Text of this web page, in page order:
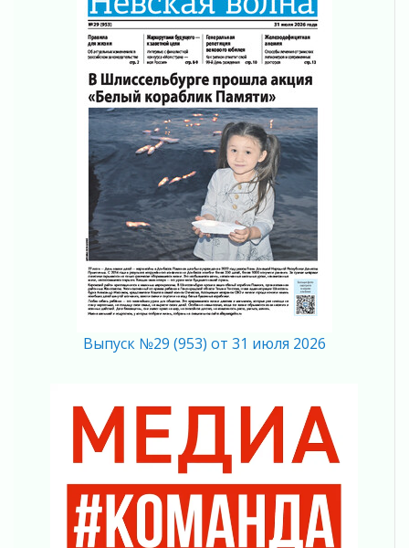
действовать при укусе клеща
02 августа 2026
В Ивангороде назвали новых почетных
граждан Ленинградской области
02 августа 2026
Готовность №1
02 августа 2026
Километровые столбы «Дороги жизни»
отправили на реставрацию
02 августа 2026
Ленобласть внедрила передовую подготовку
операторов БПЛА
02 августа 2026
В Ивангороде появилась «Избушка-
воробушка»
02 августа 2026
Юхла, мука, кантеле и Водяной
01 августа 2026
В Ленобласти открылась экспозиция к 150-
летию Билибина
01 августа 2026
Лето без гаджетов
01 августа 2026
Болезнь девственниц и вампиров
Выпуск №29 (953) от 31 июля 2026